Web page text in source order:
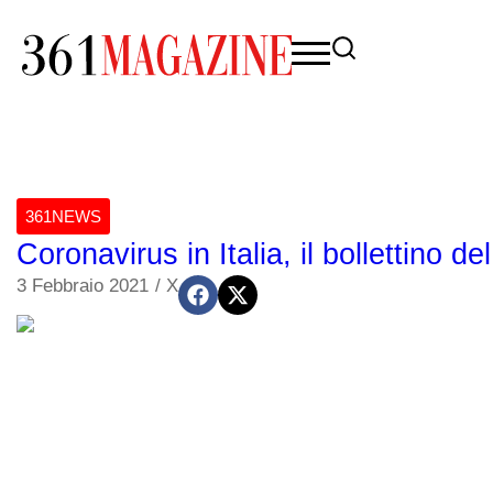
361NEWS
Coronavirus in Italia, il bollettino
3 Febbraio 2021 / X